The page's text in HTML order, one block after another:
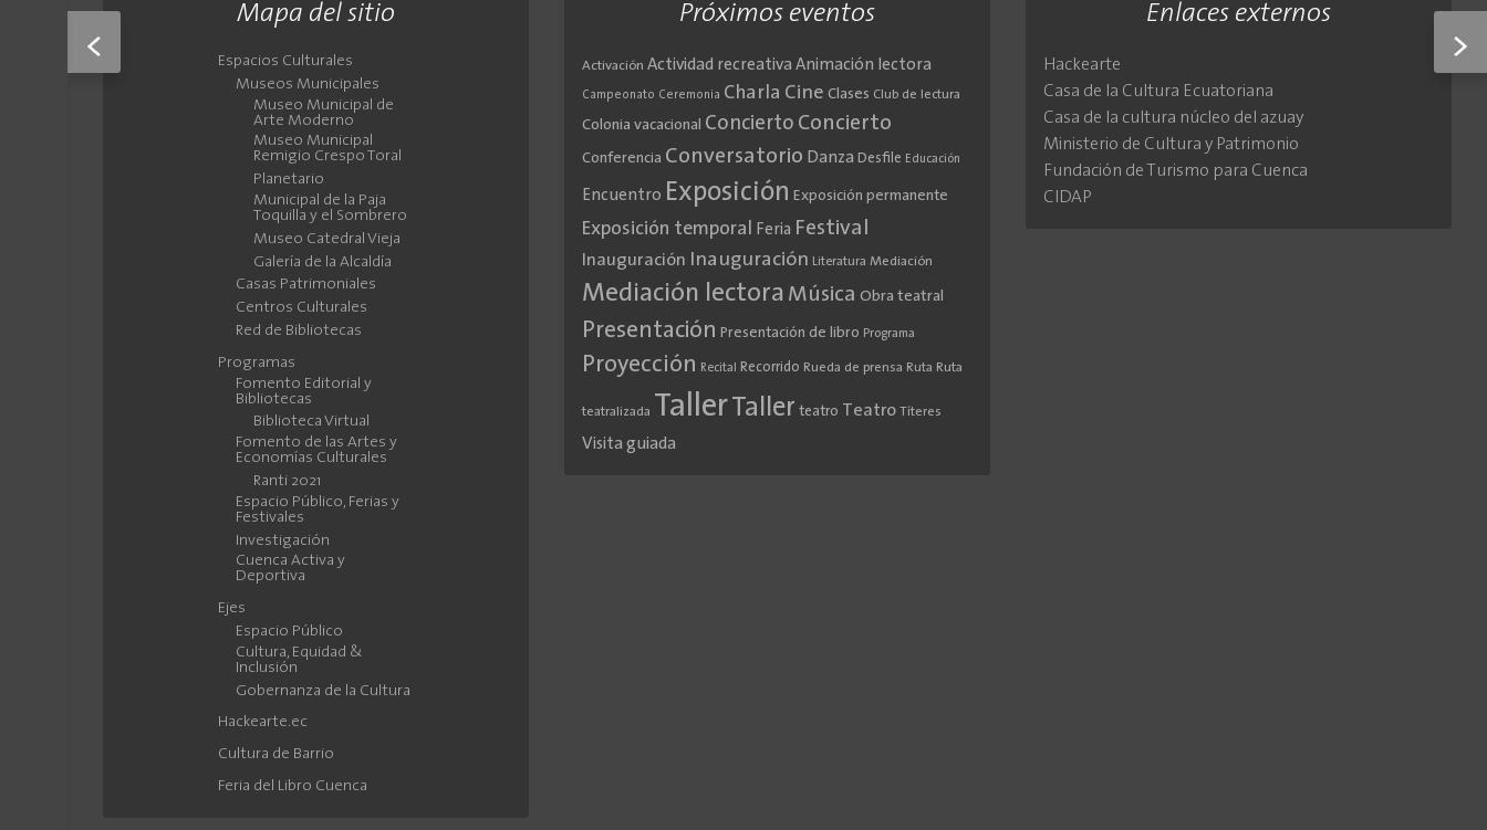
< >
Mapa del sitio
Espacios Culturales
Museos Municipales
Museo Municipal de
Arte Moderno
Museo Municipal
Remigio Crespo Toral
Planetario
Municipal de la Paja
Toquilla y el Sombrero
Museo Catedral Vieja
Galería de la Alcaldía
Casas Patrimoniales
Centros Culturales
Red de Bibliotecas
Programas
Fomento Editorial y
Bibliotecas
Biblioteca Virtual
Fomento de las Artes y
Economías Culturales
Ranti 2021
Espacio Público, Ferias y
Festivales
Investigación
Cuenca Activa y
Deportiva
Ejes
Espacio Público
Cultura, Equidad &
Inclusión
Gobernanza de la Cultura
Hackearte.ec
Cultura de Barrio
Feria del Libro Cuenca
Próximos eventos
Activación Actividad recreativa Animación lectora
Campeonato Ceremonia Charla Cine Clases Club de lectura
Colonia vacacional Concierto Concierto
Conferencia Conversatorio Danza Desfile Educación
Encuentro Exposición Exposición permanente
Exposición temporal Feria Festival
Inauguración Inauguración Literatura Mediación
Mediación lectora Música Obra teatral
Presentación Presentación de libro Programa
Proyección Recital Recorrido Rueda de prensa Ruta Ruta
teatralizada TallerTaller teatro Teatro Títeres
Visita guiada
Enlaces externos
Hackearte
Casa de la Cultura Ecuatoriana
Casa de la cultura núcleo del azuay
Ministerio de Cultura y Patrimonio
Fundación de Turismo para Cuenca
CIDAP